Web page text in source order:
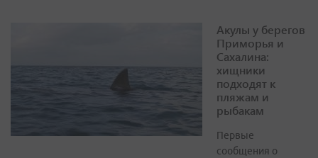
Акулы у берегов
Приморья и
Сахалина:
хищники
подходят к
пляжам и
рыбакам
Первые
сообщения о